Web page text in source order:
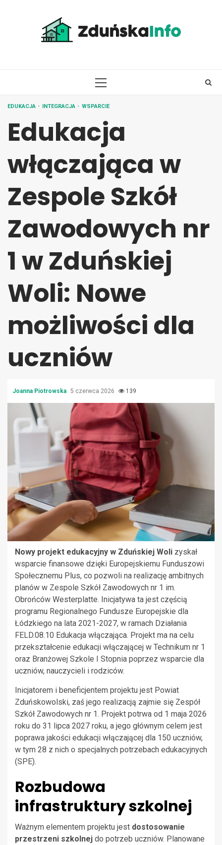
PRIMARY
EDUKACJA INTEGRACJA WSPARCIE
Edukacja
włączająca w
Zespole Szkół
Zawodowych nr
1 w Zduńskiej
Woli: Nowe
możliwości dla
uczniów
Joanna Piotrowska 5 czerwca 2026 139
Nowy projekt edukacyjny w Zduńskiej Woli zyskał
wsparcie finansowe dzięki Europejskiemu Funduszowi
Społecznemu Plus, co pozwoli na realizację ambitnych
planów w Zespole Szkół Zawodowych nr 1 im.
Obrońców Westerplatte. Inicjatywa ta jest częścią
programu Regionalnego Fundusze Europejskie dla
Łódzkiego na lata 2021-2027, w ramach Działania
FELD.08.10 Edukacja włączająca. Projekt ma na celu
przekształcenie edukacji włączającej w Technikum nr 1
oraz Branżowej Szkole I Stopnia poprzez wsparcie dla
uczniów, nauczycieli i rodziców.
Inicjatorem i beneficjentem projektu jest Powiat
Zduńskowolski, zaś jego realizacją zajmie się Zespół
Szkół Zawodowych nr 1. Projekt potrwa od 1 maja 2026
roku do 31 lipca 2027 roku, a jego głównym celem jest
poprawa jakości edukacji włączającej dla 150 uczniów,
w tym 28 z nich o specjalnych potrzebach edukacyjnych
(SPE).
Rozbudowa
infrastruktury szkolnej
Ważnym elementem projektu jest dostosowanie
przestrzeni szkolnej do potrzeb uczniów. Planowane